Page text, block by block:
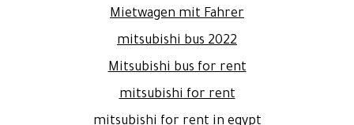
Mietwagen mit Fahrer
mitsubishi bus 2022
Mitsubishi bus for rent
mitsubishi for rent
mitsubishi for rent in egypt